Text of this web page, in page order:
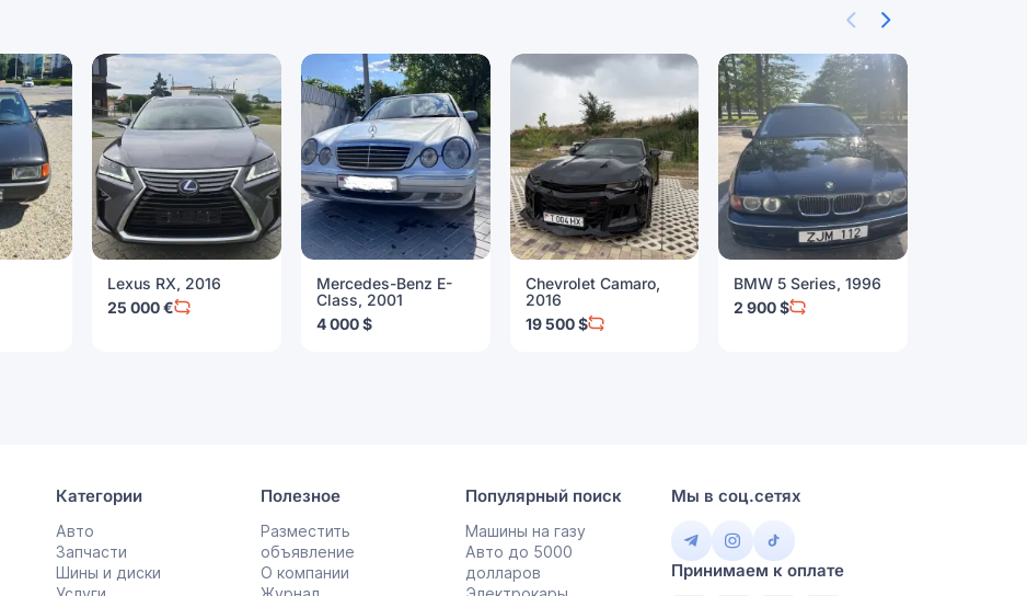
Lexus RX, 2016
25 000 €
Mercedes-Benz E-
Class, 2001
4 000 $
Chevrolet Camaro,
2016
19 500 $
BMW 5 Series, 1996
2 900 $
Категории
Авто
Запчасти
Шины и диски
Полезное
Разместить
объявление
О компании
Популярный поиск
Машины на газу
Авто до 5000
долларов
Мы в соц.сетях
Принимаем к оплате